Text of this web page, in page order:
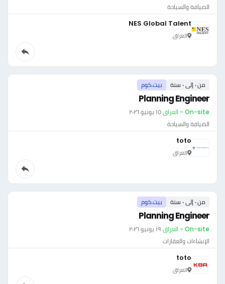
الضيافة والسياحة
NES Global Talent
العراق
من ٠ إلى ٠ سنة بيت.كوم
Planning Engineer
On-site - العراق ·١٥ يونيو ٢٠٢٦
الضيافة والسياحة
toto
العراق
من ٠ إلى ٠ سنة بيت.كوم
Planning Engineer
On-site - العراق ·١٩ يونيو ٢٠٢٦
الإنشاءات والعقارات
toto
العراق